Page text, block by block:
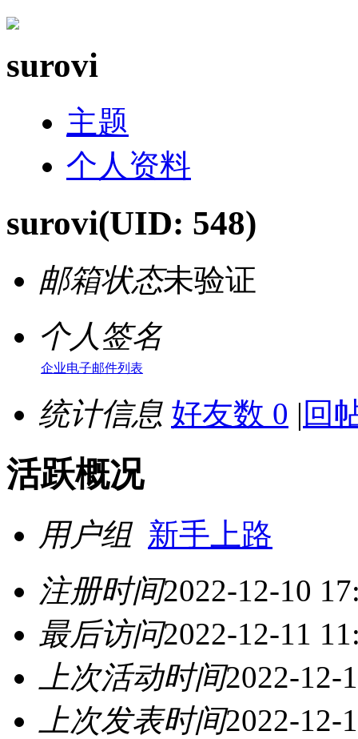
surovi
主题
个人资料
surovi(UID: 548)
邮箱状态未验证
个人签名
企业电子邮件列表
统计信息 好友数 0 | 回
活跃概况
用户组 新手上路
注册时间2022-12-10
最后访问2022-12-11
上次活动时间2022-12-
上次发表时间2022-12-